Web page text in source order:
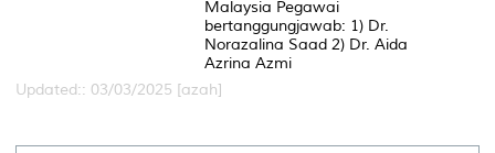
Malaysia Pegawai
bertanggungjawab: 1) Dr.
Norazalina Saad 2) Dr. Aida
Azrina Azmi
Updated:: 03/03/2025 [azah]